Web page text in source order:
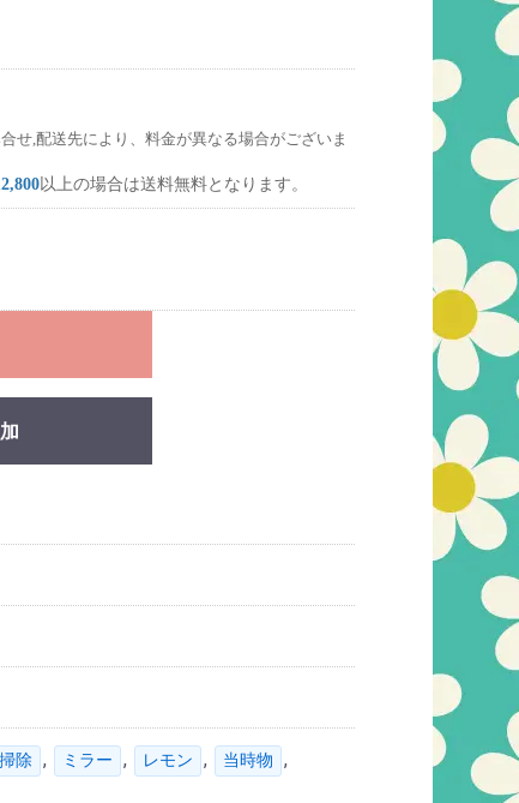
せ,配送先により、料金が異なる場合がございま
以上の場合は送料無料となります。
掃除 , ミラー , レモン , 当時物 ,